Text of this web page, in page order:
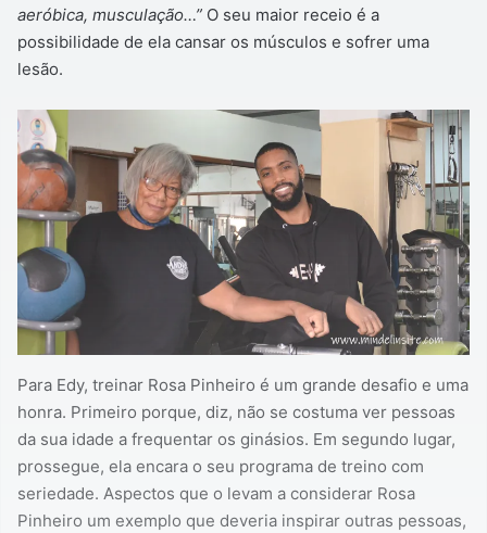
aeróbica, musculação…” O seu maior receio é a
possibilidade de ela cansar os músculos e sofrer uma
lesão.
Para Edy, treinar Rosa Pinheiro é um grande desafio e uma
honra. Primeiro porque, diz, não se costuma ver pessoas
da sua idade a frequentar os ginásios. Em segundo lugar,
prossegue, ela encara o seu programa de treino com
seriedade. Aspectos que o levam a considerar Rosa
Pinheiro um exemplo que deveria inspirar outras pessoas,